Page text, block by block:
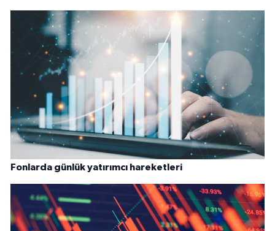
Fonlarda günlük yatırımcı hareketleri